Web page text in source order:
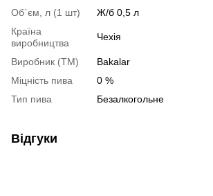
Об`єм, л (1 шт)
Ж/б 0,5 л
Країна
виробництва
Чехія
Виробник (ТМ)
Bakalar
Міцність пива
0 %
Тип пива
Безалкогольне
Відгуки